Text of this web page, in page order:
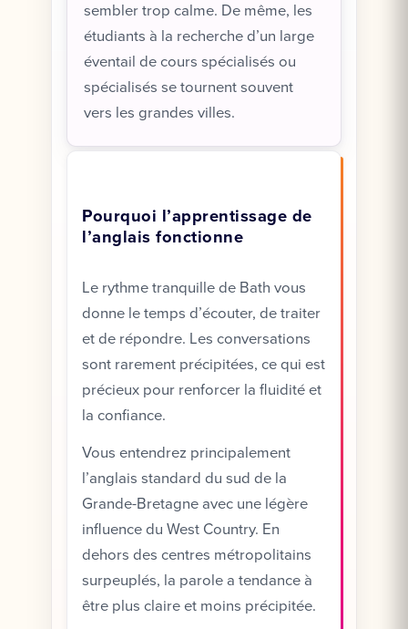
sembler trop calme. De même, les
étudiants à la recherche d’un large
éventail de cours spécialisés ou
spécialisés se tournent souvent
vers les grandes villes.
Pourquoi l’apprentissage de
l’anglais fonctionne
Le rythme tranquille de Bath vous
donne le temps d’écouter, de traiter
et de répondre. Les conversations
sont rarement précipitées, ce qui est
précieux pour renforcer la fluidité et
la confiance.
Vous entendrez principalement
l’anglais standard du sud de la
Grande-Bretagne avec une légère
influence du West Country. En
dehors des centres métropolitains
surpeuplés, la parole a tendance à
être plus claire et moins précipitée.